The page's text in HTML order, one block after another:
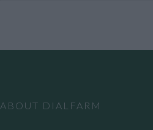
ABOUT DIALFARM